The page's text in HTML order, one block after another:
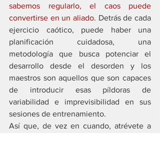
sabemos regularlo, el caos puede
convertirse en un aliado. Detrás de cada
ejercicio caótico, puede haber una
planificación cuidadosa, una
metodología que busca potenciar el
desarrollo desde el desorden y los
maestros son aquellos que son capaces
de introducir esas píldoras de
variabilidad e imprevisibilidad en sus
sesiones de entrenamiento.
Así que, de vez en cuando, atrévete a